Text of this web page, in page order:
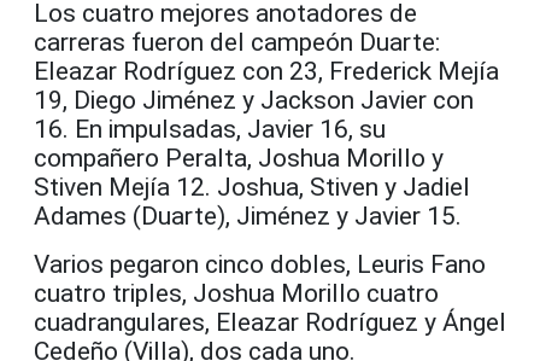
Los cuatro mejores anotadores de
carreras fueron del campeón Duarte:
Eleazar Rodríguez con 23, Frederick Mejía
19, Diego Jiménez y Jackson Javier con
16. En impulsadas, Javier 16, su
compañero Peralta, Joshua Morillo y
Stiven Mejía 12. Joshua, Stiven y Jadiel
Adames (Duarte), Jiménez y Javier 15.
Varios pegaron cinco dobles, Leuris Fano
cuatro triples, Joshua Morillo cuatro
cuadrangulares, Eleazar Rodríguez y Ángel
Cedeño (Villa), dos cada uno.